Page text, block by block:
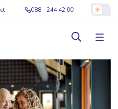
088 - 244 42 00